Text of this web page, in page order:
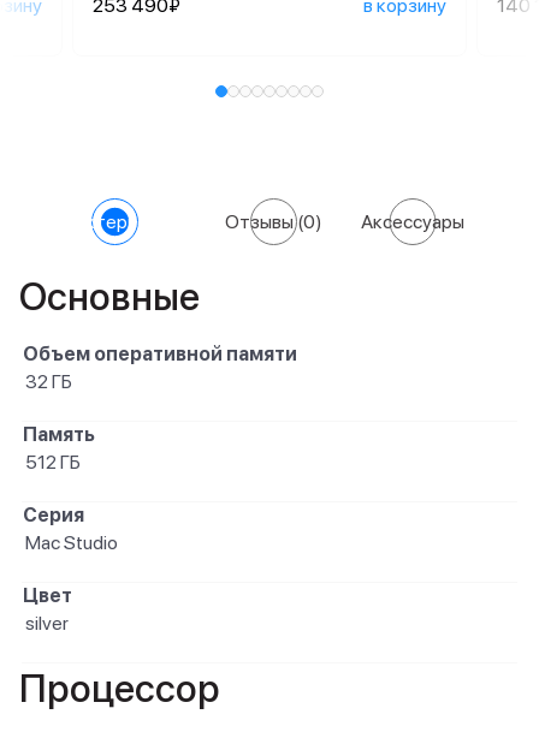
253 490₽
в корзину 140
Характеристики Отзывы(0) Аксессуары
Основные
Объем оперативной памяти
32 ГБ
Память
512 ГБ
Серия
Mac Studio
Цвет
silver
Процессор